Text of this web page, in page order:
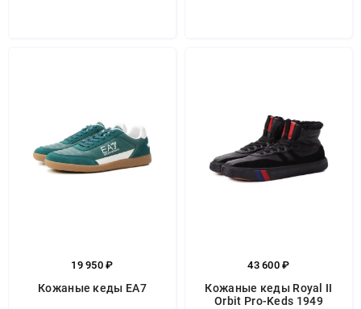
19 950 ₽
Кожаные кеды EA7
43 600 ₽
Кожаные кеды Royal II
Orbit Pro-Keds 1949